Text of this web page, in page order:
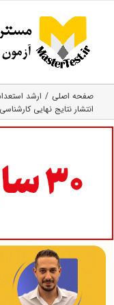
content
صفحه اصلی
ارشد
انتشار نتایج نهایی کارشناسی ارشد